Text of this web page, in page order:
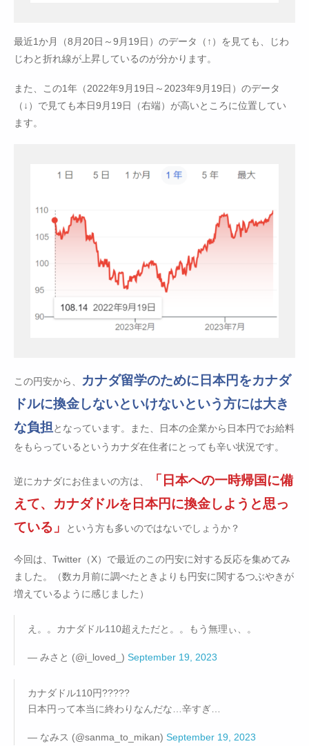
最近1か月（8月20日～9月19日）のデータ（↑）を見ても、じわ
じわと折れ線が上昇しているのが分かります。
また、この1年（2022年9月19日～2023年9月19日）のデータ
（↓）で見ても本日9月19日（右端）が高いところに位置してい
ます。
この円安から、
カナダ留学のために日本円をカナダ
ドルに換金しないといけないという方には大き
な負担 となっています。また、日本の企業から日本円でお給料
をもらっているというカナダ在住者にとっても辛い状況です。
逆にカナダにお住まいの方は、
「日本への一時帰国に備
えて、カナダドルを日本円に換金しようと思っ
ている」
という方も多いのではないでしょうか？
今回は、Twitter（X）で最近のこの円安に対する反応を集めてみ
ました。（数カ月前に調べたときよりも円安に関するつぶやきが
増えているように感じました）
え。。カナダドル110超えただと。。もう無理ぃ、。
— みさと (@i_loved_) September 19, 2023
カナダドル110円?????
日本円って本当に終わりなんだな…辛すぎ…
— なみス (@sanma_to_mikan) September 19, 2023